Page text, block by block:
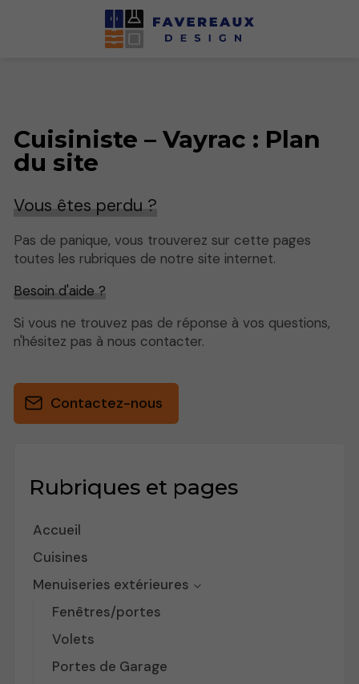
Cuisiniste – Vayrac : Plan
du site
Vous êtes perdu ?
Pas de panique, vous trouverez sur cette pages
toutes les rubriques de notre site internet.​​
Besoin d'aide ?
Si vous ne trouvez pas de réponse à vos questions,
n'hésitez pas à nous contacter.
Contactez-nous
Rubriques et pages
Accueil
Cuisines
Menuiseries extérieures
Fenêtres/portes
Volets
Portes de Garage